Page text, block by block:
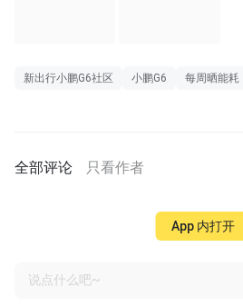
新出行小鹏G6社区 小鹏G6 每周晒能耗
全部评论 只看作者
说点什么吧~
App 内打开